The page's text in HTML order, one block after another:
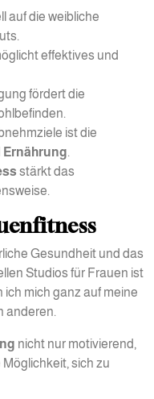
auf die weibliche
effektives und
fördert die
ist die
Ernährung.
stärkt das
Gesundheit und das
Studios für Frauen ist
mich ganz auf meine
anderen.
nicht nur motivierend,
sich zu